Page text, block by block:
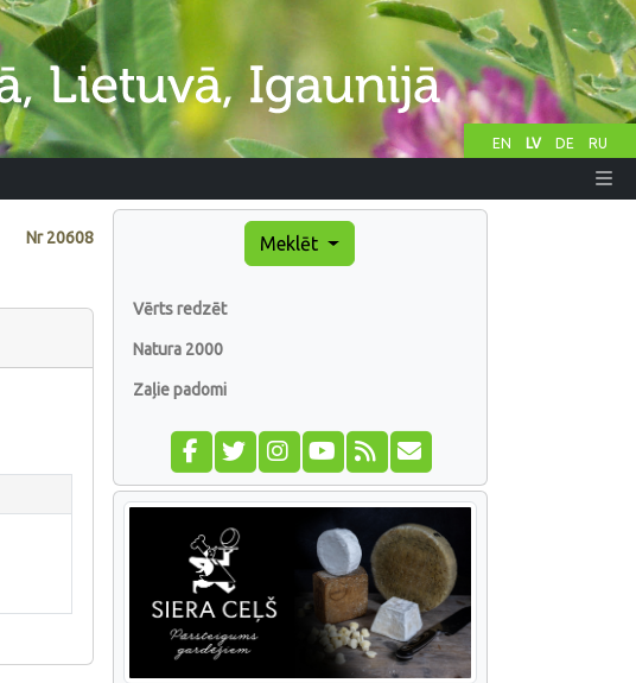
EN LV DE RU
Nr20608 Meklēt
Vērts redzēt
Natura 2000
Zaļie padomi